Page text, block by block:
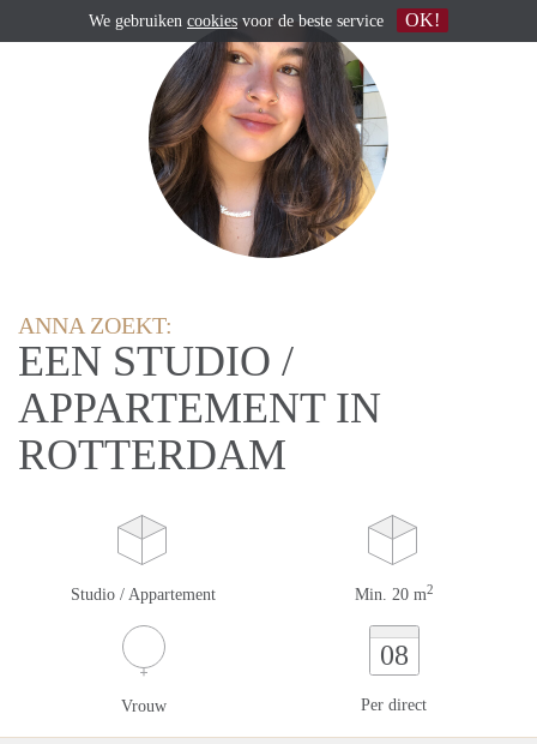
ANNA ZOEKT:
EEN STUDIO /
APPARTEMENT IN
ROTTERDAM
Studio / Appartement Min. 20 m2
Vrouw
08
Per direct
We gebruiken cookies voor de beste service OK!